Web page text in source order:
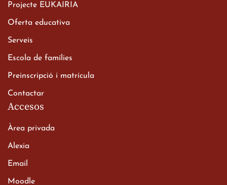
Xerrada del Sr. Bisbe als
Batxillerat
Projecte EUKAIRIA
Oferta educativa
Serveis
Escola de famílies
Preinscripció i matrícula
Contactar
Accesos
Àrea privada
Alexia
Email
Moodle